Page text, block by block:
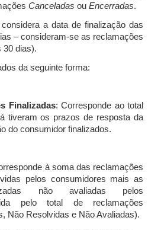
Canceladas ou Encerradas.
a data de finalização das
– consideram-se as reclamações
30 dias).
da seguinte forma:
Finalizadas: Corresponde ao total
tiveram os prazos de resposta da
do consumidor finalizados.
à soma das reclamações
pelos consumidores mais as
não avaliadas pelos
pelo total de reclamações
Não Resolvidas e Não Avaliadas).